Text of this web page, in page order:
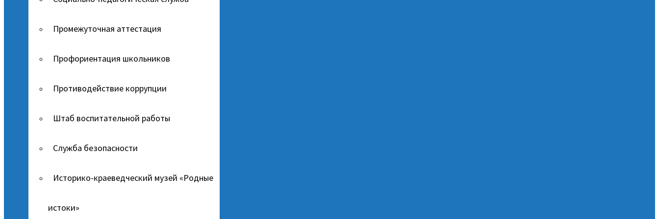
Промежуточная аттестация
Профориентация школьников
Противодействие коррупции
Штаб воспитательной работы
Служба безопасности
Историко-краеведческий музей «Родные
истоки»